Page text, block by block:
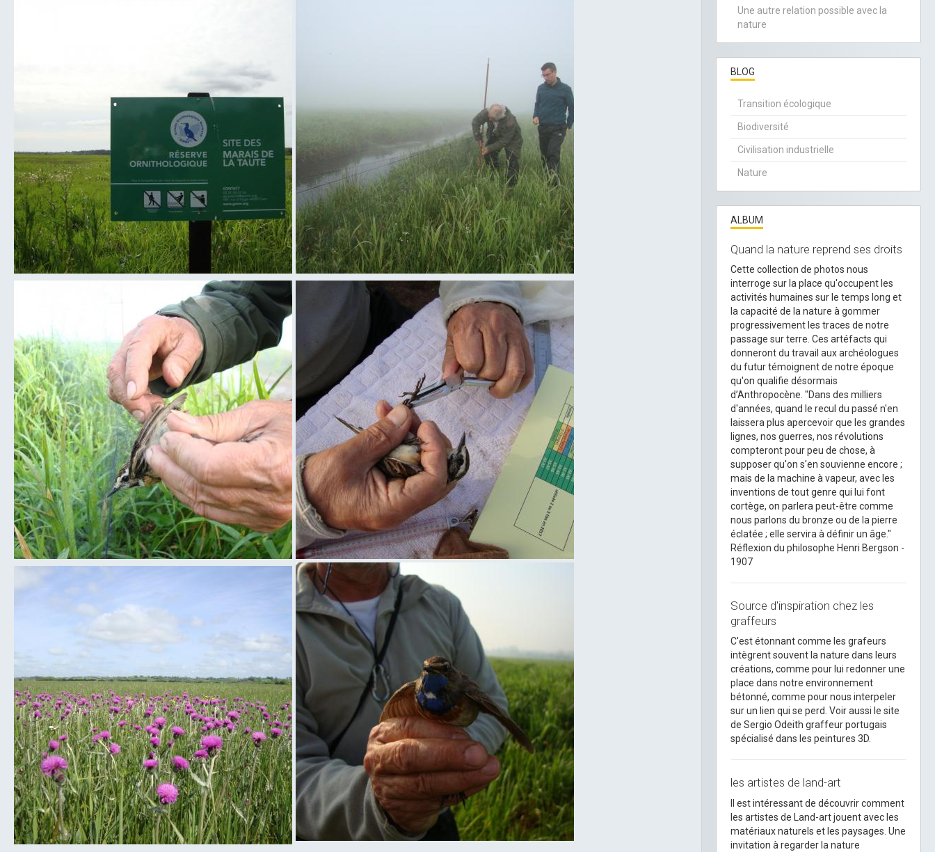
Une autre relation possible avec la
nature
BLOG
Transition écologique
Biodiversité
Civilisation industrielle
Nature
ALBUM
Quand la nature reprend ses droits
Cette collection de photos nous
interroge sur la place qu'occupent les
activités humaines sur le temps long et
la capacité de la nature à gommer
progressivement les traces de notre
passage sur terre. Ces artéfacts qui
donneront du travail aux archéologues
du futur témoignent de notre époque
qu'on qualifie désormais
d’Anthropocène. "Dans des milliers
d'années, quand le recul du passé n'en
laissera plus apercevoir que les grandes
lignes, nos guerres, nos révolutions
compteront pour peu de chose, à
supposer qu'on s'en souvienne encore ;
mais de la machine à vapeur, avec les
inventions de tout genre qui lui font
cortège, on parlera peut-être comme
nous parlons du bronze ou de la pierre
éclatée ; elle servira à définir un âge."
Réflexion du philosophe Henri Bergson -
1907
Source d'inspiration chez les
graffeurs
C'est étonnant comme les grafeurs
intègrent souvent la nature dans leurs
créations, comme pour lui redonner une
place dans notre environnement
bétonné, comme pour nous interpeler
sur un lien qui se perd. Voir aussi le site
de Sergio Odeith graffeur portugais
spécialisé dans les peintures 3D.
les artistes de land-art
Il est intéressant de découvrir comment
les artistes de Land-art jouent avec les
matériaux naturels et les paysages. Une
invitation à regarder la nature